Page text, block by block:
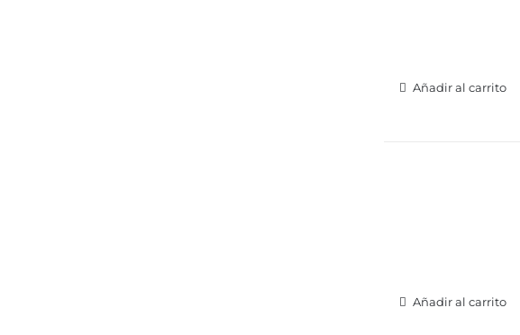
Añadir al carrito
Añadir al carrito